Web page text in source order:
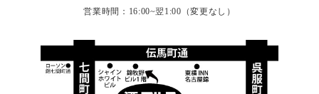
営業時間：16:00~翌1:00（変更なし）